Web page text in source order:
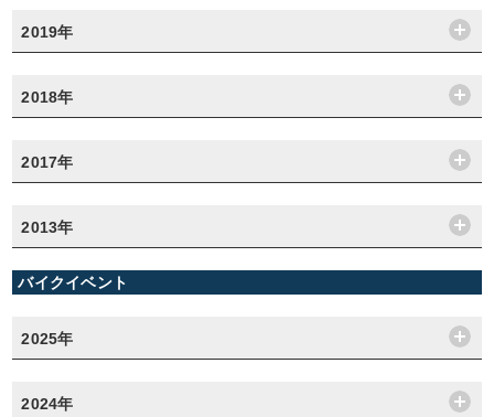
2019年
2018年
2017年
2013年
バイクイベント
2025年
2024年